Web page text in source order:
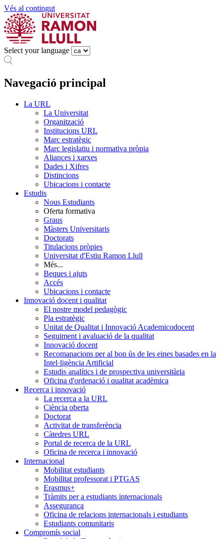
Vés al contingut
Select your language
Navegació principal
La URL
La Universitat
Organització
Institucions URL
Marc estratègic
Marc legislatiu i normativa pròpia
Aliances i xarxes
Dades i Xifres
Distincions
Ubicacions i contacte
Estudis
Nous Estudiants
Oferta formativa
Graus
Màsters Universitaris
Doctorats
Titulacions pròpies
Universitat d'Estiu Ramon Llull
Més...
Beques i ajuts
Accés
Ubicacions i contacte
Innovació docent i qualitat
El nostre model pedagògic
Pla estratègic
Unitat de Qualitat i Innovació Academicodocent
Seguiment i avaluació de la qualitat
Innovació docent
Recomanacions per al bon ús de les eines basades en la
Intel·ligència Artificial
Estudis analítics i de prospectiva universitària
Oficina d'ordenació i qualitat acadèmica
Recerca i innovació
La recerca a la URL
Ciència oberta
Doctorat
Activitat de transferència
Càtedres URL
Portal de recerca de la URL
Oficina de recerca i innovació
Internacional
Mobilitat estudiants
Mobilitat professorat i PTGAS
Erasmus+
Tràmits per a estudiants internacionals
Assegurança
Oficina de relacions internacionals i estudiants
Estudiants comunitaris
Compromís social